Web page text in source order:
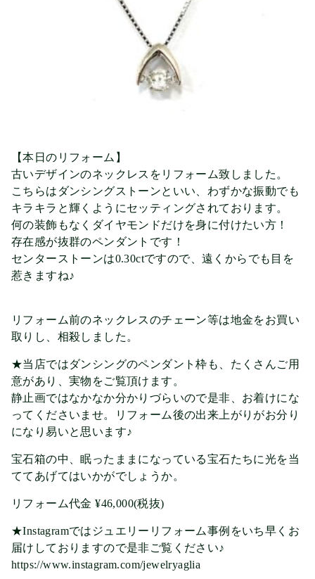
【本日のリフォーム】
古いデザインのネックレスをリフォーム致しました。
こちらはダンシングストーンといい、わずかな振動でも
キラキラと輝くようにセッティングされております。
何の装飾もなくダイヤモンドだけを身に付けたい方！
存在感が抜群のペンダントです！
センターストーンは0.30ctですので、遠くからでも目を
惹きますね♪
リフォーム前のネックレスのチェーン等は地金をお買い
取りし、相殺しました。
★当店ではダンシングのペンダント枠も、たくさんご用
意があり、実物をご覧頂けます。
静止画ではなかなか分かりづらいので是非、お着けにな
ってくださいませ。リフォーム後の出来上がりがお分り
になり易いと思います♪
宝石箱の中、眠ったままになっている宝石たちに光を当
ててあげてはいかがでしょうか。
リフォーム代金 ¥46,000(税抜)
★Instagramではジュエリーリフォーム事例をいち早くお
届けしておりますので是非ご覧ください♪
https://www.instagram.com/jewelryaglia